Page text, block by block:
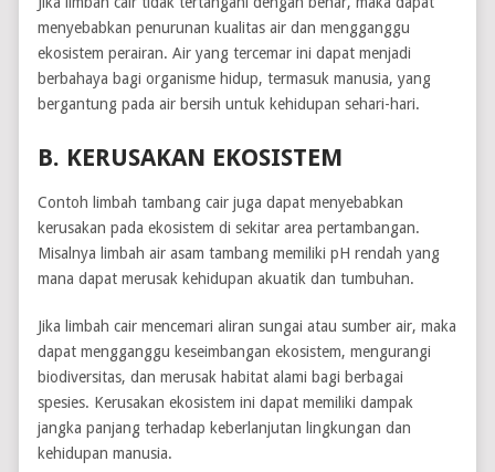
menyebabkan penurunan kualitas air dan mengganggu
ekosistem perairan. Air yang tercemar ini dapat menjadi
berbahaya bagi organisme hidup, termasuk manusia, yang
bergantung pada air bersih untuk kehidupan sehari-hari.
B. KERUSAKAN EKOSISTEM
Contoh limbah tambang cair juga dapat menyebabkan
kerusakan pada ekosistem di sekitar area pertambangan.
Misalnya limbah air asam tambang memiliki pH rendah yang
mana dapat merusak kehidupan akuatik dan tumbuhan.
Jika limbah cair mencemari aliran sungai atau sumber air, maka
dapat mengganggu keseimbangan ekosistem, mengurangi
biodiversitas, dan merusak habitat alami bagi berbagai
spesies. Kerusakan ekosistem ini dapat memiliki dampak
jangka panjang terhadap keberlanjutan lingkungan dan
kehidupan manusia.